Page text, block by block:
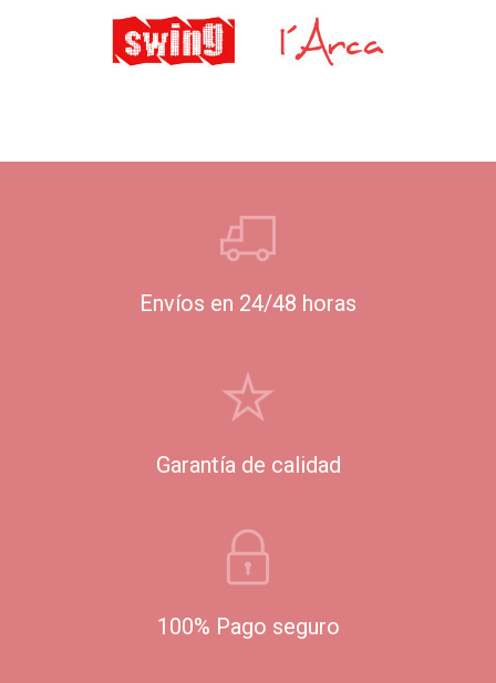
Envíos en 24/48 horas
Garantía de calidad
100% Pago seguro